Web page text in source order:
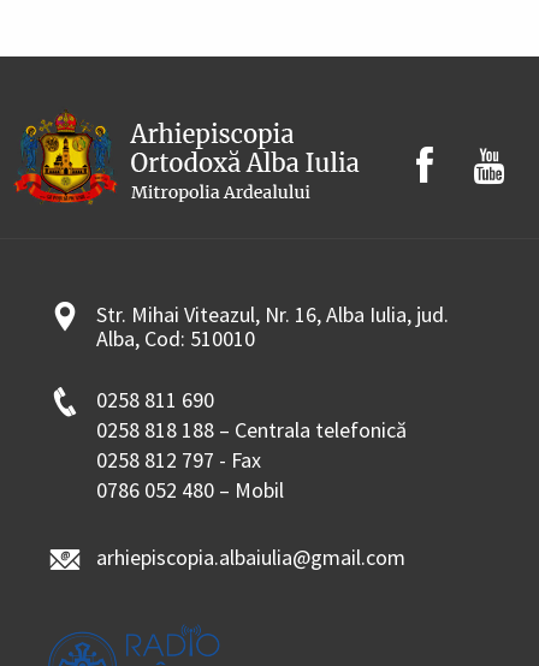
Str. Mihai Viteazul, Nr. 16, Alba Iulia, jud.
Alba, Cod: 510010
0258 811 690
0258 818 188 – Centrala telefonică
0258 812 797 - Fax
0786 052 480 – Mobil
arhiepiscopia.albaiulia@gmail.com